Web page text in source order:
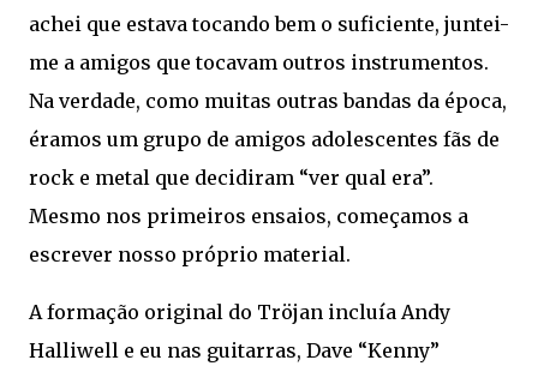
achei que estava tocando bem o suficiente, juntei-
me a amigos que tocavam outros instrumentos.
Na verdade, como muitas outras bandas da época,
éramos um grupo de amigos adolescentes fãs de
rock e metal que decidiram “ver qual era”.
Mesmo nos primeiros ensaios, começamos a
escrever nosso próprio material.
A formação original do Tröjan incluía Andy
Halliwell e eu nas guitarras, Dave “Kenny”